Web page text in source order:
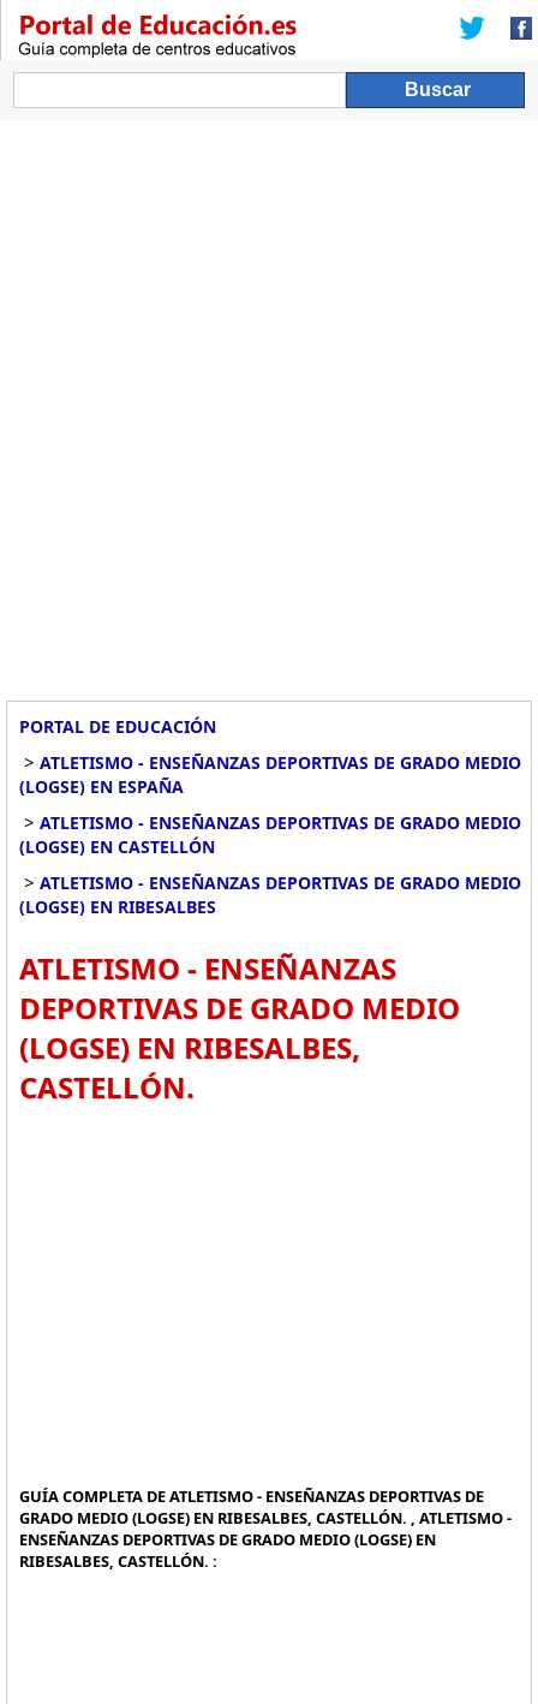
PORTAL DE EDUCACIÓN
> ATLETISMO - ENSEÑANZAS DEPORTIVAS DE GRADO MEDIO
(LOGSE) EN ESPAÑA
> ATLETISMO - ENSEÑANZAS DEPORTIVAS DE GRADO MEDIO
(LOGSE) EN CASTELLÓN
> ATLETISMO - ENSEÑANZAS DEPORTIVAS DE GRADO MEDIO
(LOGSE) EN RIBESALBES
ATLETISMO - ENSEÑANZAS
DEPORTIVAS DE GRADO MEDIO
(LOGSE) EN RIBESALBES,
CASTELLÓN.
GUÍA COMPLETA DE ATLETISMO - ENSEÑANZAS DEPORTIVAS DE
GRADO MEDIO (LOGSE) EN RIBESALBES, CASTELLÓN. , ATLETISMO -
ENSEÑANZAS DEPORTIVAS DE GRADO MEDIO (LOGSE) EN
RIBESALBES, CASTELLÓN. :